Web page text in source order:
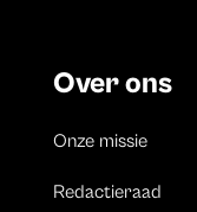
Over ons
Onze missie
Redactieraad